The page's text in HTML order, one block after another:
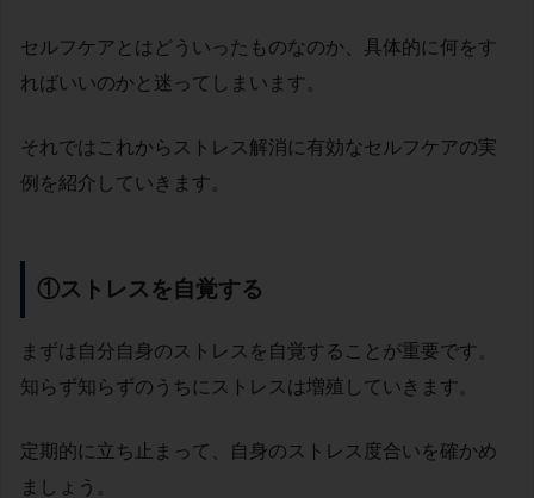
セルフケアとはどういったものなのか、具体的に何をす
ればいいのかと迷ってしまいます。
それではこれからストレス解消に有効なセルフケアの実
例を紹介していきます。
①ストレスを自覚する
まずは自分自身のストレスを自覚することが重要です。
知らず知らずのうちにストレスは増殖していきます。
定期的に立ち止まって、自身のストレス度合いを確かめ
ましょう。